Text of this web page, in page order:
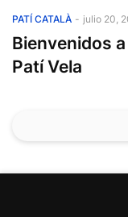
PATÍ CATALÀ - julio 20,
Bienvenidos
Patí Vela